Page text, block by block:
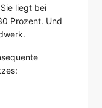
liegt bei
Prozent. Und